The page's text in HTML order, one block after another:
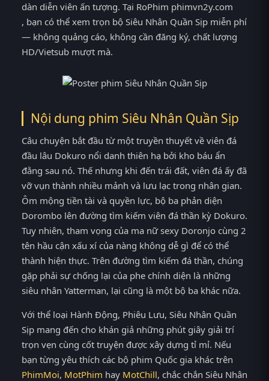
dàn diễn viên ấn tượng. Tại RoPhim phimvn2y.com
, bạn có thể xem trọn bộ Siêu Nhân Quần Sịp miễn phí
— không quảng cáo, không cần đăng ký, chất lượng
HD/Vietsub mượt mà.
Nội dung phim Siêu Nhân Quần Sịp
Câu chuyện bắt đầu từ một truyền thuyết về viên đá
đầu lâu Dokuro nổi danh thiên hạ bởi kho báu ẩn
đằng sau nó. Thế nhưng khi đến trái đất, viên đá ấy đã
vỡ vụn thành nhiều mảnh và lưu lạc trong nhân gian.
Ôm mộng tiền tài và quyền lực, bộ ba phản diện
Dorombo lên đường tìm kiếm viên đá thần kỳ Dokuro.
Tuy nhiên, tham vọng của ma nữ sexy Doronjo cùng 2
tên hầu cận xấu xí của nàng không dễ gì để có thể
thành hiện thực. Trên đường tìm kiếm đá thần, chúng
gặp phải sự chống lại của phe chính diện là những
siêu nhân Yatterman, lại cũng là một bộ ba khác nữa.
Với thể loại Hành Động, Phiêu Lưu, Siêu Nhân Quần
Sịp mang đến cho khán giả những phút giây giải trí
trọn vẹn cùng cốt truyện được xây dựng tỉ mỉ. Nếu
bạn từng yêu thích các bộ phim Quốc gia khác trên
PhimMoi, MotPhim hay MotChill, chắc chắn Siêu Nhân